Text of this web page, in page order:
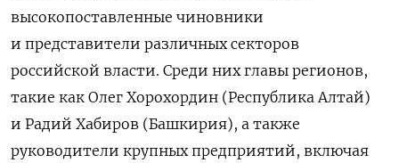
высокопоставленные чиновники
и представители различных секторов
российской власти. Среди них главы регионов,
такие как Олег Хорохордин (Республика Алтай)
и Радий Хабиров (Башкирия), а также
руководители крупных предприятий, включая